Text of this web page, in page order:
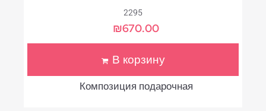
2295
Композиция подарочная
₪670.00
В корзину